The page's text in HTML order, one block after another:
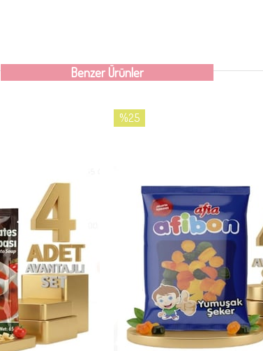
Benzer Ürünler
%25